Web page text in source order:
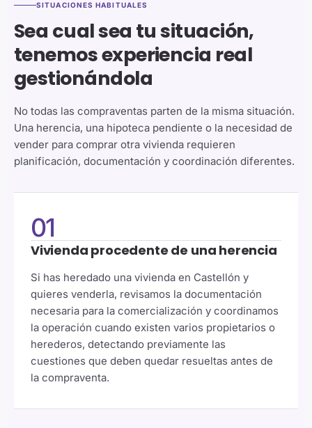
SITUACIONES HABITUALES
Sea cual sea tu situación,
tenemos experiencia real
gestionándola
No todas las compraventas parten de la misma situación.
Una herencia, una hipoteca pendiente o la necesidad de
vender para comprar otra vivienda requieren
planificación, documentación y coordinación diferentes.
01
Vivienda procedente de una herencia
Si has heredado una vivienda en Castellón y
quieres venderla, revisamos la documentación
necesaria para la comercialización y coordinamos
la operación cuando existen varios propietarios o
herederos, detectando previamente las
cuestiones que deben quedar resueltas antes de
la compraventa.